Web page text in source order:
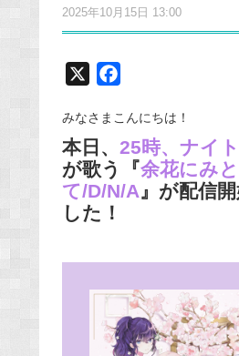
2025年10月15日 13:00
c
e
o
みなさまこんにちは！
本日、 25時、ナイ
が歌う『余花にみ
て/D/N/A』が配信
した！